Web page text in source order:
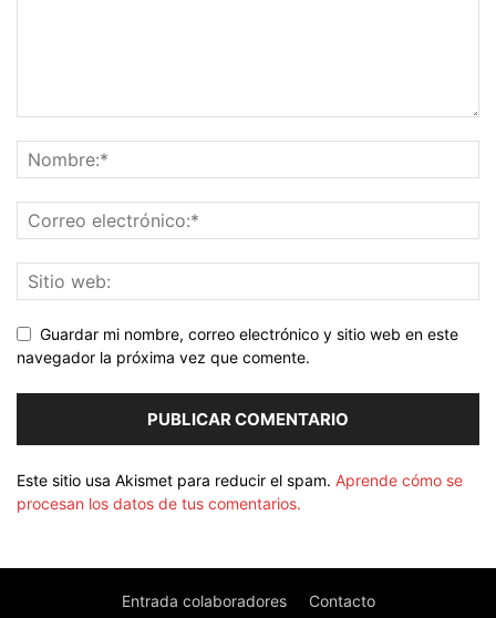
Guardar mi nombre, correo electrónico y sitio web en este
navegador la próxima vez que comente.
Este sitio usa Akismet para reducir el spam. Aprende cómo se
procesan los datos de tus comentarios.
Entrada colaboradores Contacto